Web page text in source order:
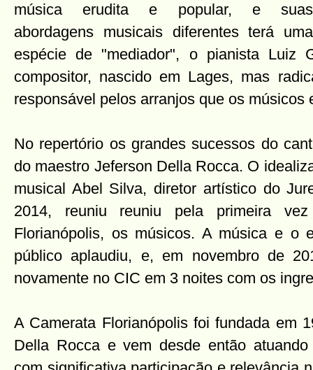
música erudita e popular, e suas
abordagens musicais diferentes terá uma
espécie de "mediador", o pianista Luiz
compositor, nascido em Lages, mas
responsável pelos arranjos que os músicos
No repertório os grandes sucessos do
do maestro Jeferson Della Rocca. O
musical Abel Silva, diretor artístico do
2014, reuniu reuniu pela primeira
Florianópolis, os músicos. A música e o
público aplaudiu, e, em novembro de
novamente no CIC em 3 noites com os
A Camerata Florianópolis foi fundada em
Della Rocca e vem desde então atuando